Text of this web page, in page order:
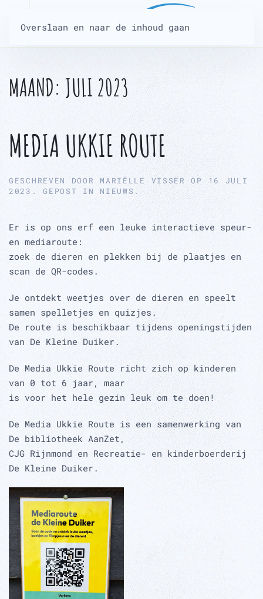
Overslaan en naar de inhoud gaan
MAAND: JULI 2023
MEDIA UKKIE ROUTE
GESCHREVEN DOOR MARIËLLE VISSER OP16 JULI
2023 . GEPOST IN NIEUWS .
Er is op ons erf een leuke interactieve speur-
en mediaroute:
zoek de dieren en plekken bij de plaatjes en
scan de QR-codes.
Je ontdekt weetjes over de dieren en speelt
samen spelletjes en quizjes.
De route is beschikbaar tijdens openingstijden
van De Kleine Duiker.
De Media Ukkie Route richt zich op kinderen
van 0 tot 6 jaar, maar
is voor het hele gezin leuk om te doen!
De Media Ukkie Route is een samenwerking van
De bibliotheek AanZet,
CJG Rijnmond en Recreatie- en kinderboerderij
De Kleine Duiker.